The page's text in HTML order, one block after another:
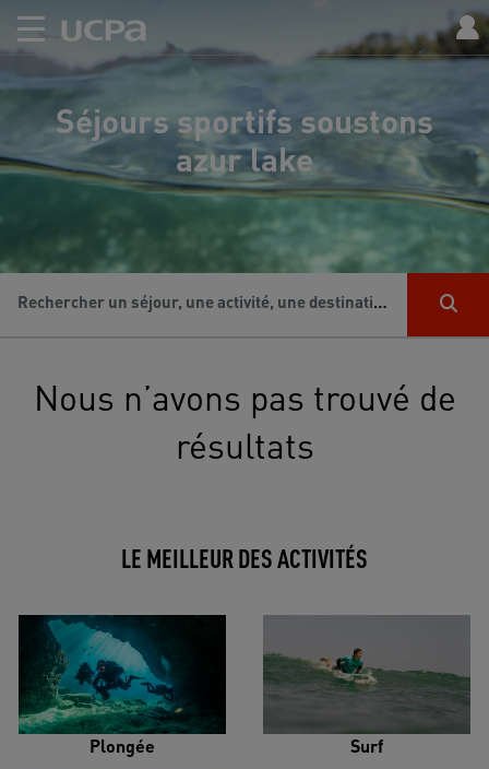
Séjours sportifs soustons
azur lake
Rechercher un séjour, une activité, une destination...
Nous n’avons pas trouvé de
résultats
LE MEILLEUR DES ACTIVITÉS
Plongée Surf